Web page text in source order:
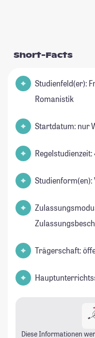
Short-Facts
Studienfeld(er):
Romanistik
Startdatum: nur
Regelstudienzeit:
Trägerschaft:
Diese Informationen